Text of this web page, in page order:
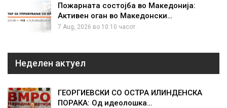
Пожарната состојба во Македонија:
Активен оган во Македонски…
7 Aug, 2026 во 10:10 часот.
Неделен актуел
ГЕОРГИЕВСКИ СО ОСТРА ИЛИНДЕНСКА
ПОРАКА: Од идеолошка…